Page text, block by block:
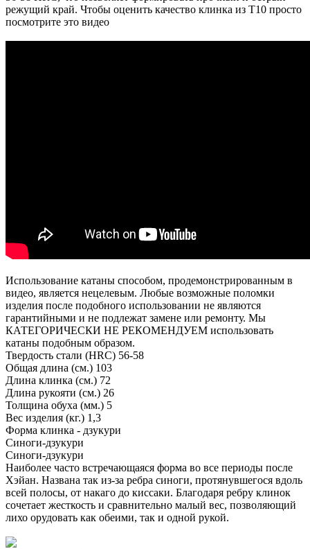
режущий край. Чтобы оценить качество клинка из T10 просто
посмотрите это видео
Использование катаны способом, продемонстрированным в
видео, является нецелевым. Любые возможные поломки
изделия после подобного использовании не являются
гарантийными и не подлежат замене или ремонту. Мы
КАТЕГОРИЧЕСКИ НЕ РЕКОМЕНДУЕМ использовать
катаны подобным образом.
Твердость стали (HRC) 56-58
Общая длина (см.) 103
Длина клинка (см.) 72
Длина рукояти (см.) 26
Толщина обуха (мм.) 5
Вес изделия (кг.) 1,3
Форма клинка - дзукури
Синоги-дзукури
Синоги-дзукури
Наиболее часто встречающаяся форма во все периоды после
Хэйан. Названа так из-за ребра синоги, протянувшегося вдоль
всей полосы, от накаго до киссаки. Благодаря ребру клинок
сочетает жесткость и сравнительно малый вес, позволяющий
лихо орудовать как обеими, так и одной рукой.